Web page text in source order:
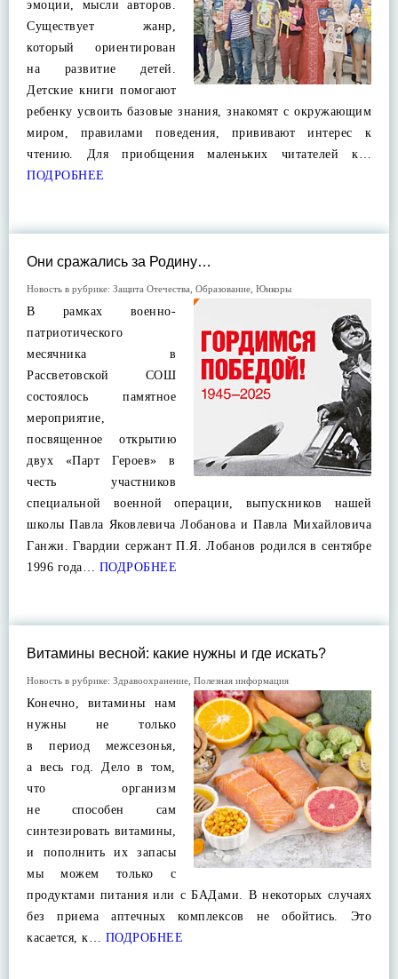
эмоции, мысли авторов.
Существует жанр,
который ориентирован
на развитие детей.
Детские книги помогают
ребенку усвоить базовые знания, знакомят с окружающим
миром, правилами поведения, прививают интерес к
чтению. Для приобщения маленьких читателей к…
ПОДРОБНЕЕ
Они сражались за Родину…
Новость в рубрике: Защита Отечества Образование Юнкоры
В рамках военно-
патриотического
месячника в
Рассветовской СОШ
состоялось памятное
мероприятие,
посвященное открытию
двух «Парт Героев» в
честь участников
специальной военной операции, выпускников нашей
школы Павла Яковлевича Лобанова и Павла Михайловича
Ганжи. Гвардии сержант П.Я. Лобанов родился в сентябре
1996 года… ПОДРОБНЕЕ
Витамины весной: какие нужны и где искать?
Новость в рубрике: Здравоохранение Полезная информация
Конечно, витамины нам
нужны не только
в период межсезонья,
а весь год. Дело в том,
что организм
не способен сам
синтезировать витамины,
и пополнить их запасы
мы можем только с
продуктами питания или с БАДами. В некоторых случаях
без приема аптечных комплексов не обойтись. Это
касается, к… ПОДРОБНЕЕ